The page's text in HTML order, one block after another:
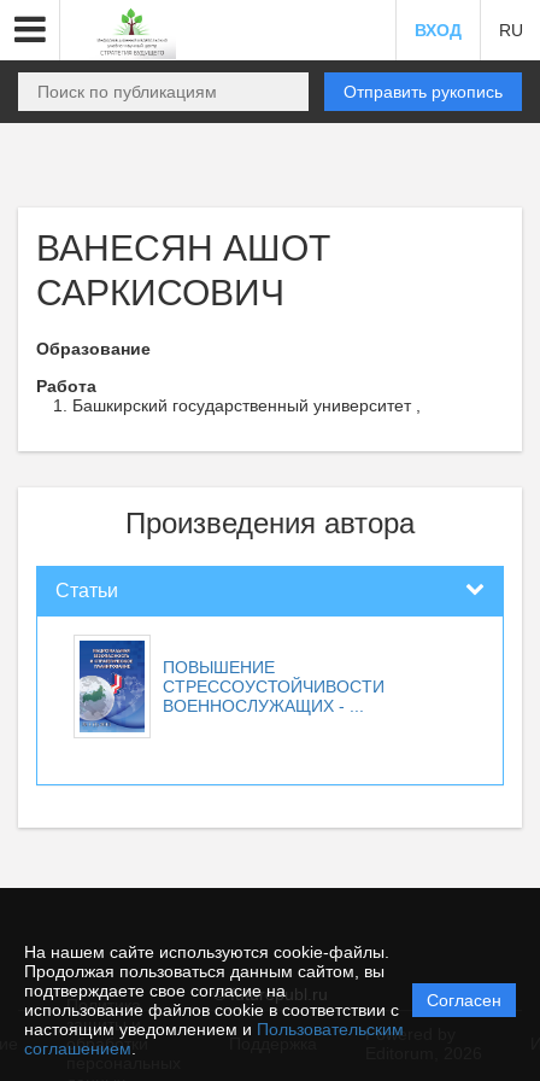
На нашем сайте используются cookie-файлы.
Продолжая пользоваться данным сайтом, вы
подтверждаете свое согласие на
использование файлов cookie в соответствии с
настоящим уведомлением и Пользовательским
соглашением
Согласен
ВХОД RU
Отправить рукопись
ВАНЕСЯН АШОТ
САРКИСОВИЧ
Образование
Работа
Башкирский государственный университет ,
Произведения автора
Статьи
ПОВЫШЕНИЕ
СТРЕССОУСТОЙЧИВОСТИ
ВОЕННОСЛУЖАЩИХ - ...
© futurepubl.ru
Политика
защиты и
обработки
Powered by